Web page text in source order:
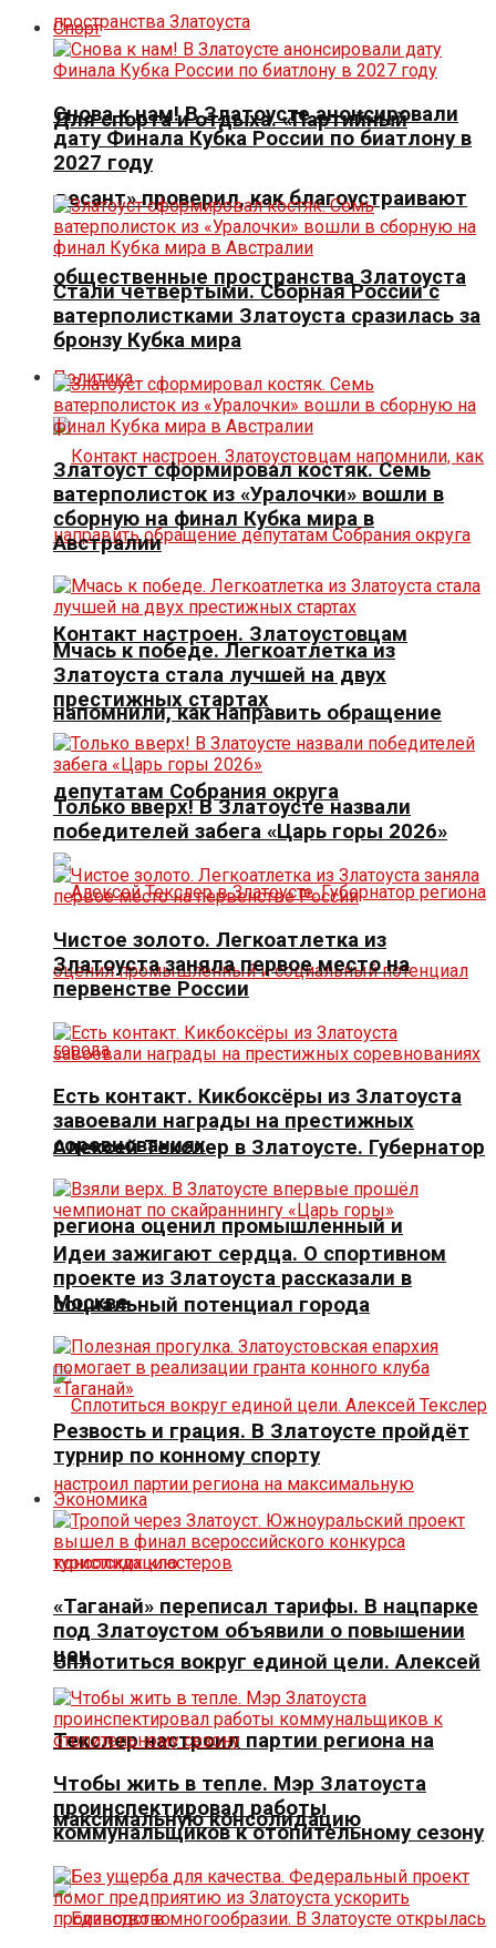
Для спорта и отдыха. «Партийный
десант» проверил, как благоустраивают
общественные пространства Златоуста
Политика
Контакт настроен. Златоустовцам
напомнили, как направить обращение
депутатам Собрания округа
Алексей Текслер в Златоусте. Губернатор
региона оценил промышленный и
социальный потенциал города
Сплотиться вокруг единой цели. Алексей
Текслер настроил партии региона на
максимальную консолидацию
Спорт
Снова к нам! В Златоусте анонсировали
дату Финала Кубка России по биатлону в
2027 году
Стали четвертыми. Сборная России с
ватерполистками Златоуста сразилась за
бронзу Кубка мира
Златоуст сформировал костяк. Семь
ватерполисток из «Уралочки» вошли в
сборную на финал Кубка мира в
Австралии
Мчась к победе. Легкоатлетка из
Златоуста стала лучшей на двух
престижных стартах
Только вверх! В Златоусте назвали
победителей забега «Царь горы 2026»
Чистое золото. Легкоатлетка из
Златоуста заняла первое место на
первенстве России
Есть контакт. Кикбоксёры из Златоуста
завоевали награды на престижных
соревнованиях
Идеи зажигают сердца. О спортивном
проекте из Златоуста рассказали в
Москве
Резвость и грация. В Златоусте пройдёт
турнир по конному спорту
Экономика
«Таганай» переписал тарифы. В нацпарке
под Златоустом объявили о повышении
цен
Чтобы жить в тепле. Мэр Златоуста
проинспектировал работы
коммунальщиков к отопительному сезону